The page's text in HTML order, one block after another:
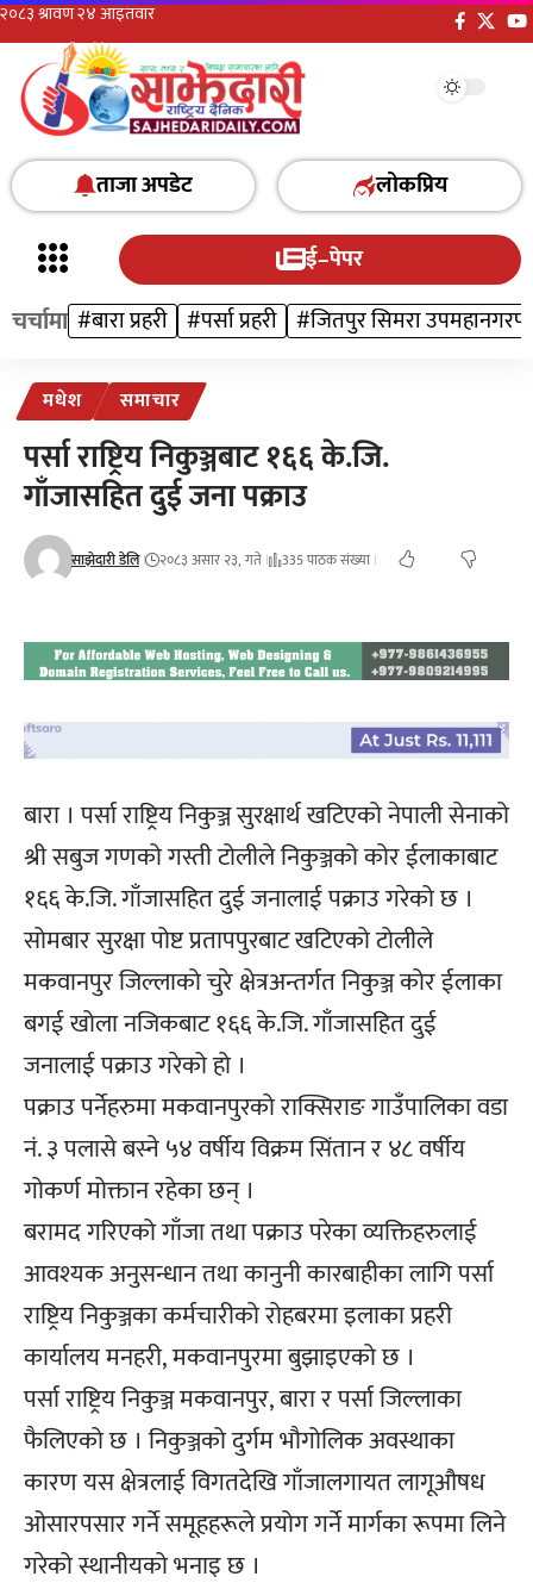
ताजा अपडेट
लोकप्रिय
ई–पेपर
चर्चामा #बारा प्रहरी #पर्सा प्रहरी #जितपुर सिमरा
मधेश समाचार
पर्सा राष्ट्रिय निकुञ्जबाट १६६ के.जि.
गाँजासहित दुई जना पक्राउ
साझेदारी डेलि २०८३ असार २३, गते 335 पाठक संख्या
बारा । पर्सा राष्ट्रिय निकुञ्ज सुरक्षार्थ खटिएको नेपाली सेनाको
श्री सबुज गणको गस्ती टोलीले निकुञ्जको कोर ईलाकाबाट
१६६ के.जि. गाँजासहित दुई जनालाई पक्राउ गरेको छ ।
सोमबार सुरक्षा पोष्ट प्रतापपुरबाट खटिएको टोलीले
मकवानपुर जिल्लाको चुरे क्षेत्रअन्तर्गत निकुञ्ज कोर ईलाका
बगई खोला नजिकबाट १६६ के.जि. गाँजासहित दुई
जनालाई पक्राउ गरेको हो ।
पक्राउ पर्नेहरुमा मकवानपुरको राक्सिराङ गाउँपालिका वडा
नं. ३ पलासे बस्ने ५४ वर्षीय विक्रम सिंतान र ४८ वर्षीय
गोकर्ण मोक्तान रहेका छन् ।
बरामद गरिएको गाँजा तथा पक्राउ परेका व्यक्तिहरुलाई
आवश्यक अनुसन्धान तथा कानुनी कारबाहीका लागि पर्सा
राष्ट्रिय निकुञ्जका कर्मचारीको रोहबरमा इलाका प्रहरी
कार्यालय मनहरी, मकवानपुरमा बुझाइएको छ ।
पर्सा राष्ट्रिय निकुञ्ज मकवानपुर, बारा र पर्सा जिल्लाका
फैलिएको छ । निकुञ्जको दुर्गम भौगोलिक अवस्थाका
कारण यस क्षेत्रलाई विगतदेखि गाँजालगायत लागूऔषध
ओसारपसार गर्ने समूहहरूले प्रयोग गर्ने मार्गका रूपमा लिने
गरेको स्थानीयको भनाइ छ ।